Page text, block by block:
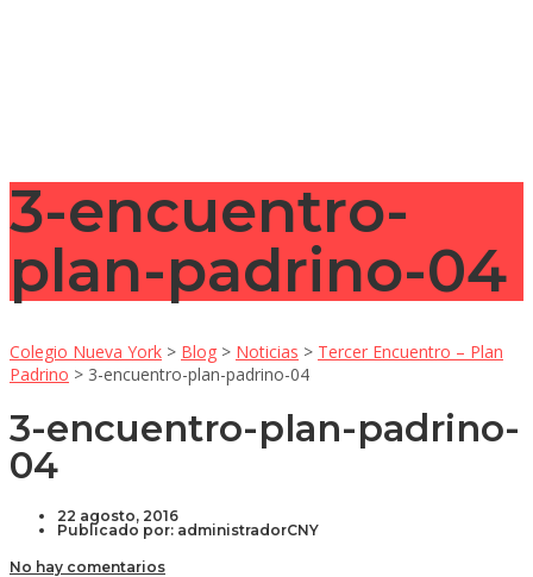
3-encuentro-
plan-padrino-04
Colegio Nueva York > Blog > Noticias > Tercer Encuentro – Plan
Padrino > 3-encuentro-plan-padrino-04
3-encuentro-plan-padrino-
04
22 agosto, 2016
Publicado por: administradorCNY
No hay comentarios